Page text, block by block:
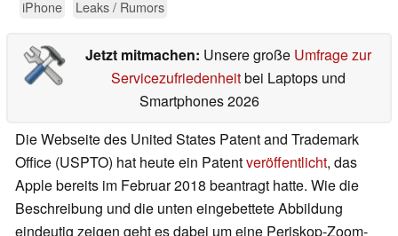
iPhone
Leaks / Rumors
Jetzt mitmachen: Unsere große Umfrage zur
Servicezufriedenheitbei Laptops und
Smartphones 2026
Die Webseite des United States Patent and Trademark
Office (USPTO) hat heute ein Patentveröffentlicht, das
Apple bereits im Februar 2018 beantragt hatte. Wie die
Beschreibung und die unten eingebettete Abbildung
eindeutig zeigen geht es dabei um eine Periskop-Zoom-